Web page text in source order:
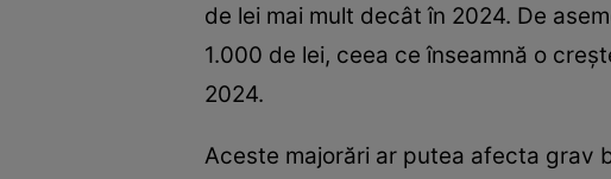
de lei mai mult decât în 2024. De
1.000 de lei, ceea ce înseamnă o
2024.
Aceste majorări ar putea afecta grav